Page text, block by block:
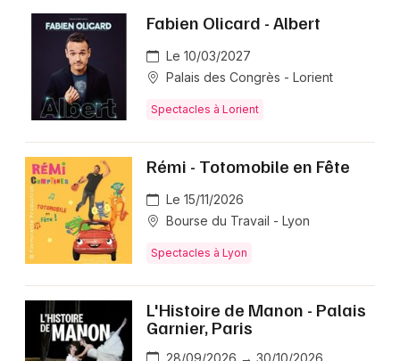
Fabien Olicard - Albert
Le 10/03/2027
Palais des Congrès - Lorient
Spectacles à Lorient
Rémi - Totomobile en Fête
Le 15/11/2026
Bourse du Travail - Lyon
Spectacles à Lyon
L'Histoire de Manon - Palais
Garnier, Paris
28/09/2026 → 30/10/2026